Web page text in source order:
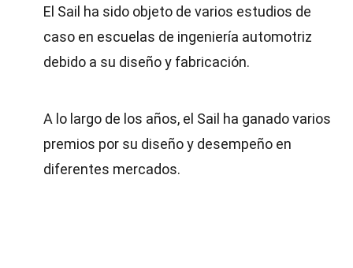
El Sail ha sido objeto de varios estudios de
caso en escuelas de ingeniería automotriz
debido a su diseño y fabricación.
A lo largo de los años, el Sail ha ganado varios
premios por su diseño y desempeño en
diferentes mercados.